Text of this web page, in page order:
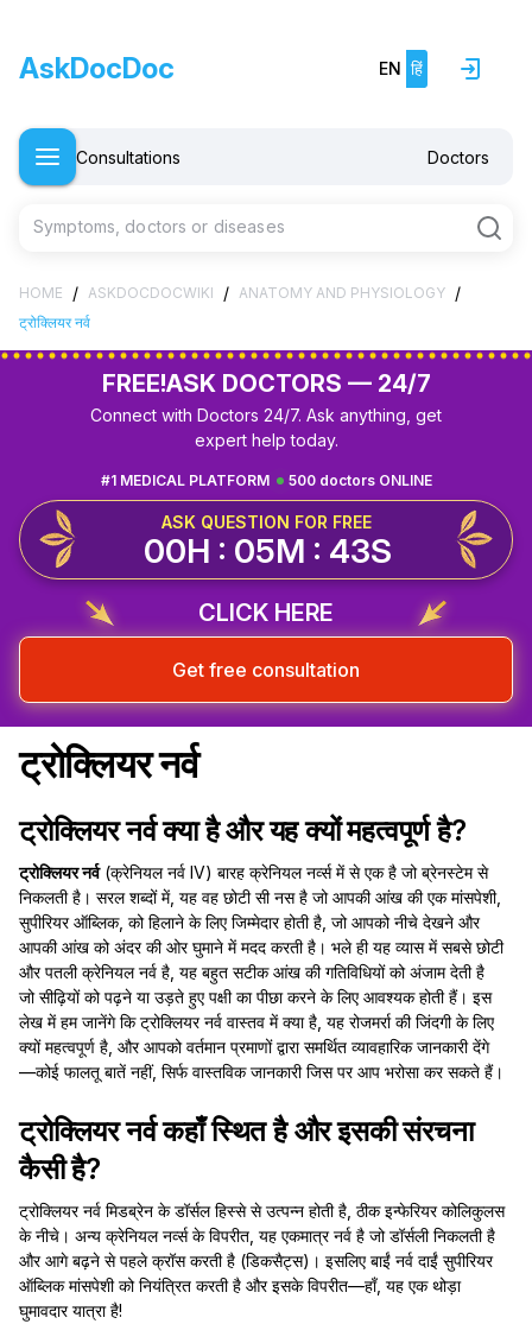
AskDocDoc EN हिं
Consultations Doctors
Symptoms, doctors or diseases
HOME / ASKDOCDOCWIKI / ANATOMY AND PHYSIOLOGY /
ट्रोक्लियर नर्व
FREE!ASK DOCTORS — 24/7
Connect with Doctors 24/7. Ask anything, get
expert help today.
500 doctors ONLINE
#1 MEDICAL PLATFORM
ASK QUESTION FOR FREE
00H : 05M : 42S
CLICK HERE
Get free consultation
ट्रोक्लियर नर्व
ट्रोक्लियर नर्व क्या है और यह क्यों महत्वपूर्ण है?
ट्रोक्लियर नर्व(क्रेनियल नर्व IV) बारह क्रेनियल नर्व्स में से एक है जो ब्रेनस्टेम से
निकलती है। सरल शब्दों में, यह वह छोटी सी नस है जो आपकी आंख की एक मांसपेशी,
सुपीरियर ऑब्लिक, को हिलाने के लिए जिम्मेदार होती है, जो आपको नीचे देखने और
आपकी आंख को अंदर की ओर घुमाने में मदद करती है। भले ही यह व्यास में सबसे छोटी
और पतली क्रेनियल नर्व है, यह बहुत सटीक आंख की गतिविधियों को अंजाम देती है
जो सीढ़ियों को पढ़ने या उड़ते हुए पक्षी का पीछा करने के लिए आवश्यक होती हैं। इस
लेख में हम जानेंगे कि ट्रोक्लियर नर्व वास्तव में क्या है, यह रोजमर्रा की जिंदगी के लिए
क्यों महत्वपूर्ण है, और आपको वर्तमान प्रमाणों द्वारा समर्थित व्यावहारिक जानकारी देंगे
—कोई फालतू बातें नहीं, सिर्फ वास्तविक जानकारी जिस पर आप भरोसा कर सकते हैं।
ट्रोक्लियर नर्व कहाँ स्थित है और इसकी संरचना
कैसी है?
ट्रोक्लियर नर्व मिडब्रेन के डॉर्सल हिस्से से उत्पन्न होती है, ठीक इन्फेरियर कोलिकुलस
के नीचे। अन्य क्रेनियल नर्व्स के विपरीत, यह एकमात्र नर्व है जो डॉर्सली निकलती है
और आगे बढ़ने से पहले क्रॉस करती है (डिकसैट्स)। इसलिए बाईं नर्व दाईं सुपीरियर
ऑब्लिक मांसपेशी को नियंत्रित करती है और इसके विपरीत—हाँ, यह एक थोड़ा
घुमावदार यात्रा है!